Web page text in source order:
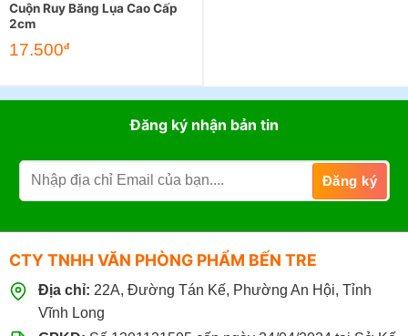
Cuộn Ruy Băng Lụa Cao Cấp
2cm
17.500đ
Đăng ký nhận bản tin
CTY TNHH VĂN PHÒNG PHẨM BẾN TRE
Địa chỉ: 22A, Đường Tán Kế, Phường An Hội, Tỉnh
Vĩnh Long